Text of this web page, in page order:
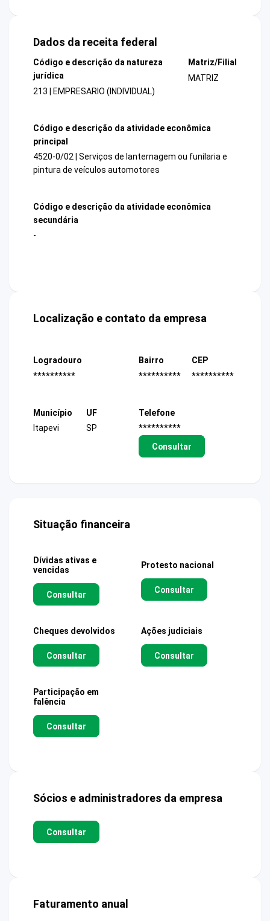
Dados da receita federal
Código e descrição da natureza
jurídica
213 | EMPRESARIO (INDIVIDUAL)
Matriz/Filial
MATRIZ
Código e descrição da atividade econômica
principal
4520-0/02 | Serviços de lanternagem ou funilaria e
pintura de veículos automotores
Código e descrição da atividade econômica
secundária
-
Localização e contato da empresa
Logradouro
**********
Bairro
**********
CEP
**********
Município
Itapevi
UF
SP
Telefone
**********
Consultar
Situação financeira
Dívidas ativas e
vencidas
Consultar
Protesto nacional
Consultar
Cheques devolvidos
Consultar
Ações judiciais
Consultar
Participação em
falência
Consultar
Sócios e administradores da empresa
Consultar
Faturamento anual